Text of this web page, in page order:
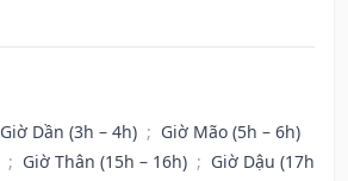
Giờ Dần (3h – 4h) ; Giờ Mão (5h – 6h)
; Giờ Thân (15h – 16h) ; Giờ Dậu (17h